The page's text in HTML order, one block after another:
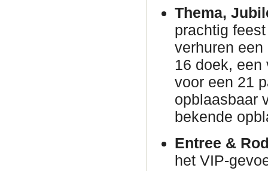
Thema,
prachtig
verhuren
16 doek, een
voor een 21
opblaasbaar
bekende
Entree &
het VIP-